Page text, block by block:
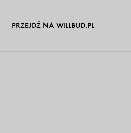
PRZEJDŹ NA WILLBUD.PL